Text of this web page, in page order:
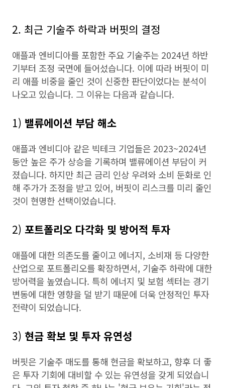
2. 최근 기술주 하락과 버핏의 결정
애플과 엔비디아를 포함한 주요 기술주는 2024년 하반
기부터 조정 국면에 들어섰습니다. 이에 따라 버핏이 미
리 애플 비중을 줄인 것이 신중한 판단이었다는 분석이
나오고 있습니다. 그 이유는 다음과 같습니다.
1) 밸류에이션 부담 해소
애플과 엔비디아 같은 빅테크 기업들은 2023~2024년
동안 높은 주가 상승을 기록하며 밸류에이션 부담이 커
졌습니다. 하지만 최근 금리 인상 우려와 소비 둔화로 인
해 주가가 조정을 받고 있어, 버핏이 리스크를 미리 줄인
것이 현명한 선택이었습니다.
2) 포트폴리오 다각화 및 방어적 투자
애플에 대한 의존도를 줄이고 에너지, 소비재 등 다양한
산업으로 포트폴리오를 확장하면서, 기술주 하락에 대한
방어력을 높였습니다. 특히 에너지 및 보험 섹터는 경기
변동에 대한 영향을 덜 받기 때문에 더욱 안정적인 투자
전략이 되었습니다.
3) 현금 확보 및 투자 유연성
버핏은 기술주 매도를 통해 현금을 확보하고, 향후 더 좋
은 투자 기회에 대비할 수 있는 유연성을 갖게 되었습니